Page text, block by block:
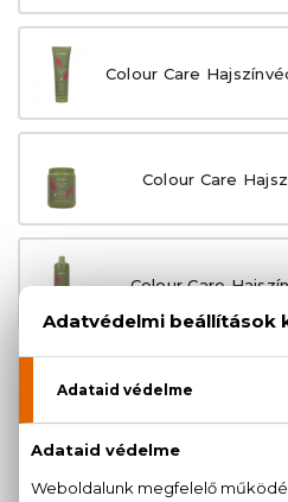
Colour Care
Colour Care
Colour Care
100% eredeti termékek,
Kérdésed van, elakadtál? Hívd